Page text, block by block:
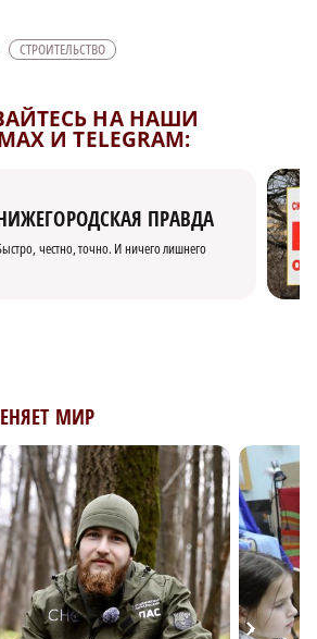
СТРОИТЕЛЬСТВО
НА НАШИ
И TELEGRAM:
ПРАВДА
честно, точно. И ничего лишнего
МИР